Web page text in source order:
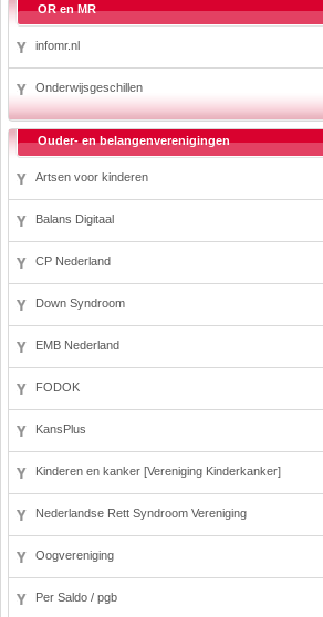
OR en MR
infomr.nl
Onderwijsgeschillen
Ouder- en belangenverenigingen
Artsen voor kinderen
Balans Digitaal
CP Nederland
Down Syndroom
EMB Nederland
FODOK
KansPlus
Kinderen en kanker [Vereniging Kinderkanker]
Nederlandse Rett Syndroom Vereniging
Oogvereniging
Per Saldo / pgb